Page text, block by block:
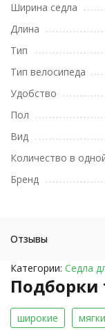
Ширина седла
Длина
Тип
Тип велосипеда
Удобство
Пол
Вид
Количество в
Бренд
Отзывы
Категории: Седла
Подборки
широкие